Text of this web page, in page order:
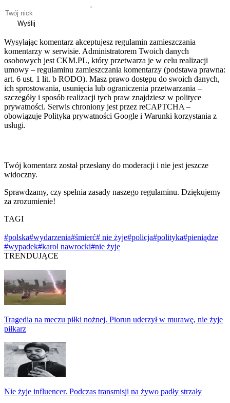
Wyślij
Wysyłając komentarz akceptujesz regulamin zamieszczania
komentarzy w serwisie. Administratorem Twoich danych
osobowych jest CKM.PL, który przetwarza je w celu realizacji
umowy – regulaminu zamieszczania komentarzy (podstawa prawna:
art. 6 ust. 1 lit. b RODO). Masz prawo dostępu do swoich danych,
ich sprostowania, usunięcia lub ograniczenia przetwarzania –
szczegóły i sposób realizacji tych praw znajdziesz w polityce
prywatności. Serwis chroniony jest przez reCAPTCHA –
obowiązuje Polityka prywatności Google i Warunki korzystania z
usługi.
Twój komentarz został przesłany do moderacji i nie jest jeszcze
widoczny.
Sprawdzamy, czy spełnia zasady naszego regulaminu. Dziękujemy
za zrozumienie!
TAGI
#polska#wydarzenia#śmierć# nie żyje#policja#polityka#pieniądze
#wypadek#karol nawrocki#nie żyje
TRENDUJĄCE
Tragedia na meczu piłki nożnej. Piorun uderzył w murawę, nie żyje
piłkarz
Nie żyje influencer. Podczas transmisji na żywo padły strzały